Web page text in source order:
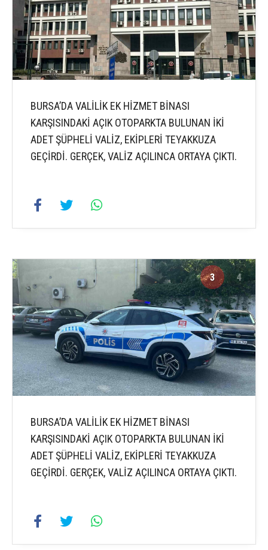
BURSA’DA VALİLİK EK HİZMET BİNASI
KARŞISINDAKİ AÇIK OTOPARKTA BULUNAN İKİ
ADET ŞÜPHELİ VALİZ, EKİPLERİ TEYAKKUZA
GEÇİRDİ. GERÇEK, VALİZ AÇILINCA ORTAYA ÇIKTI.
3 4
BURSA’DA VALİLİK EK HİZMET BİNASI
KARŞISINDAKİ AÇIK OTOPARKTA BULUNAN İKİ
ADET ŞÜPHELİ VALİZ, EKİPLERİ TEYAKKUZA
GEÇİRDİ. GERÇEK, VALİZ AÇILINCA ORTAYA ÇIKTI.